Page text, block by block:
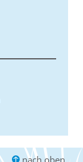
nach oben